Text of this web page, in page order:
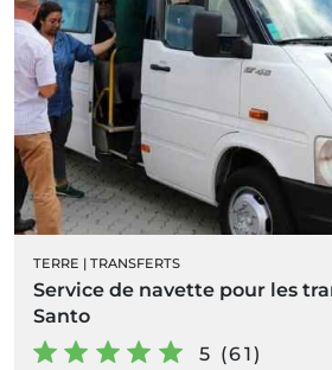
TERRE | TRANSFERTS
Service de navette pour les
Santo
5 (61)